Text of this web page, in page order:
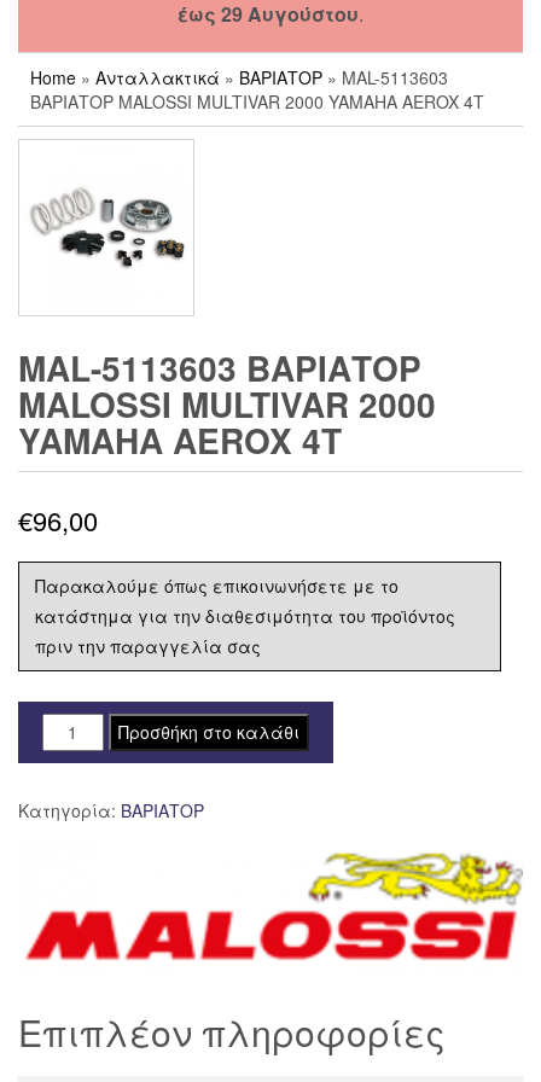
έως 29 Αυγούστου.
Home » Ανταλλακτικά » ΒΑΡΙΑΤΟΡ » MAL-5113603
ΒΑΡΙΑΤΟΡ MALOSSI MULTIVAR 2000 YAMAHA AEROX 4T
MAL-5113603 ΒΑΡΙΑΤΟΡ
MALOSSI MULTIVAR 2000
YAMAHA AEROX 4T
€96,00
Παρακαλούμε όπως επικοινωνήσετε με το
κατάστημα για την διαθεσιμότητα του προϊόντος
πριν την παραγγελία σας
MAL-
5113603
MALOSSI
YAMAHA
AEROX
4T
Προσθήκη στο καλάθι
Κατηγορία: ΒΑΡΙΑΤΟΡ
Επιπλέον πληροφορίες